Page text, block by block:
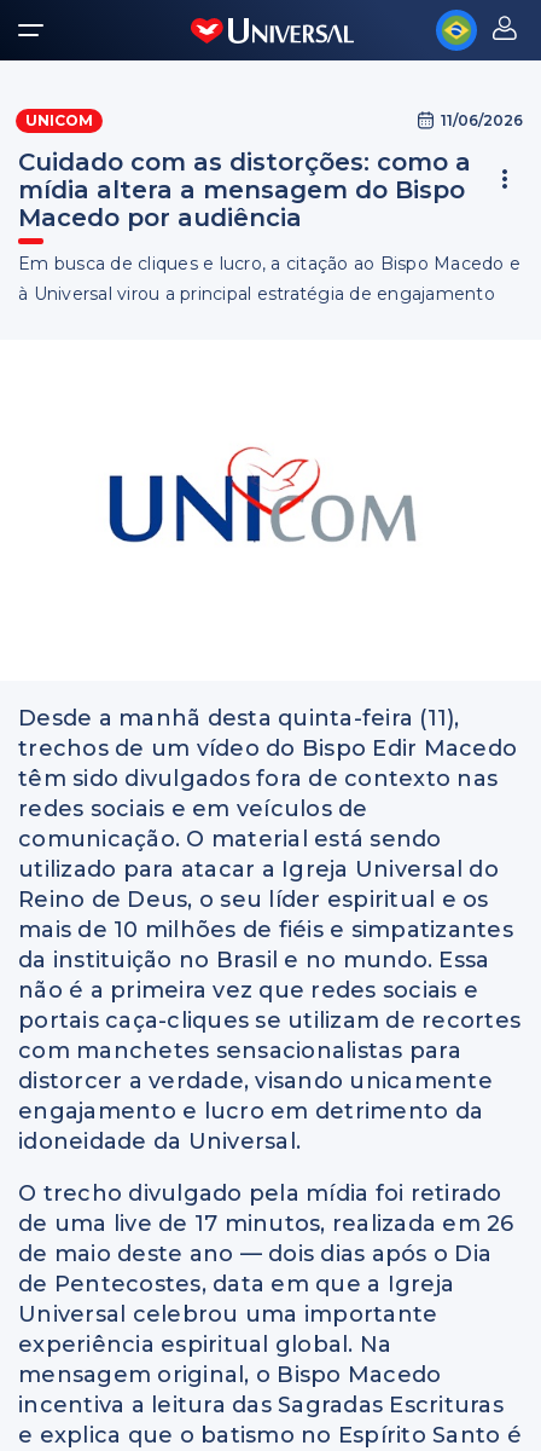
UNICOM 11/06/2026
Cuidado com as distorções: como a
mídia altera a mensagem do Bispo
Macedo por audiência
Em busca de cliques e lucro, a citação ao Bispo Macedo e
à Universal virou a principal estratégia de engajamento
Desde a manhã desta quinta-feira (11),
trechos de um vídeo do Bispo Edir Macedo
têm sido divulgados fora de contexto nas
redes sociais e em veículos de
comunicação. O material está sendo
utilizado para atacar a Igreja Universal do
Reino de Deus, o seu líder espiritual e os
mais de 10 milhões de fiéis e simpatizantes
da instituição no Brasil e no mundo. Essa
não é a primeira vez que redes sociais e
portais caça-cliques se utilizam de recortes
com manchetes sensacionalistas para
distorcer a verdade, visando unicamente
engajamento e lucro em detrimento da
idoneidade da Universal.
O trecho divulgado pela mídia foi retirado
de uma live de 17 minutos, realizada em 26
de maio deste ano — dois dias após o Dia
de Pentecostes, data em que a Igreja
Universal celebrou uma importante
experiência espiritual global. Na
mensagem original, o Bispo Macedo
incentiva a leitura das Sagradas Escrituras
e explica que o batismo no Espírito Santo é